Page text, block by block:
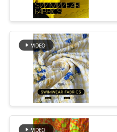
নিয়ন্ত্রণ
যোগাযোগ
করুন
পুনর্ব্যবহৃত
আমদানি